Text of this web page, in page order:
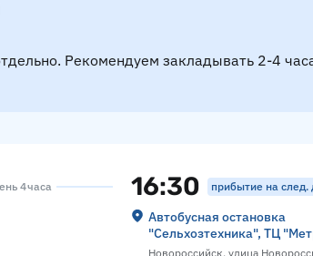
Рекомендуем закладывать 2-4
4 часа 16:30 прибытие на след.
Автобусная остановка
"Сельхозтехника", ТЦ
Новороссийск, улица